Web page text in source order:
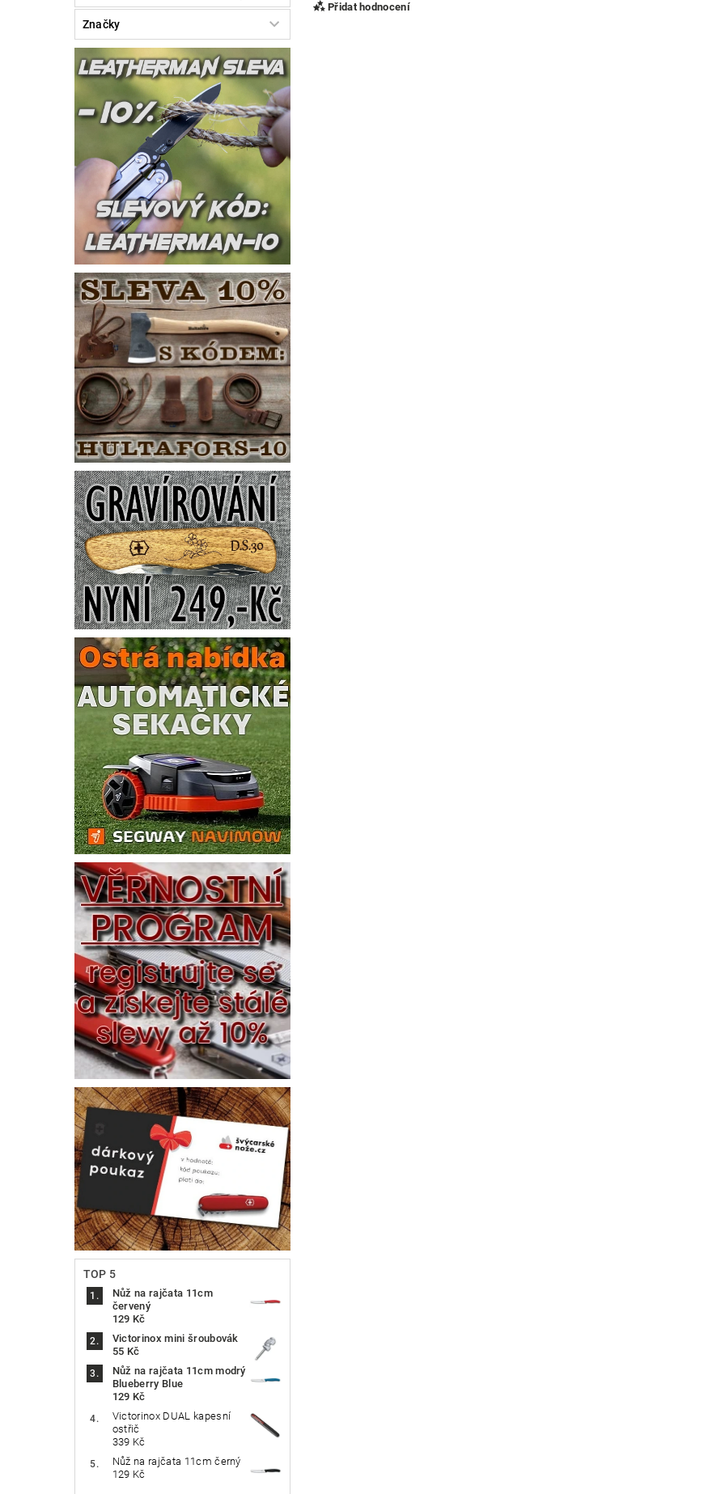
Značky
TOP 5
Nůž na rajčata 11cm
červený
129 Kč
Victorinox mini šroubovák
55 Kč
Nůž na rajčata 11cm modrý
Blueberry Blue
129 Kč
Victorinox DUAL kapesní
ostřič
339 Kč
Nůž na rajčata 11cm černý
129 Kč
Přidat hodnocení